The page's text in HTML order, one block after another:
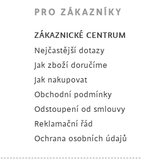
PRO ZÁKAZNÍKY
ZÁKAZNICKÉ CENTRUM
Nejčastější dotazy
Jak zboží doručíme
Jak nakupovat
Obchodní podmínky
Odstoupení od smlouvy
Reklamační řád
Ochrana osobních údajů